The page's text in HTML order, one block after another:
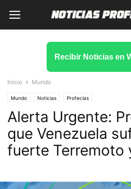
Recibir Noticias en
Inicio Mundo
Mundo Noticias Profecías
Alerta Urgente:
que Venezuela
fuerte Terremoto